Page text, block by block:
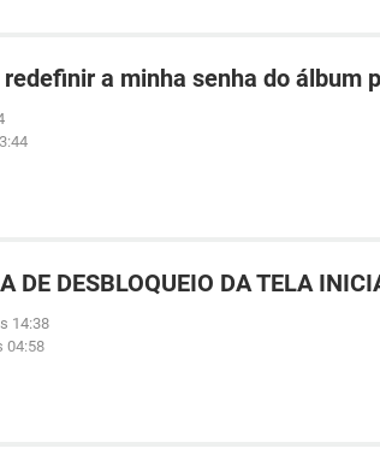
a minha senha do álbum
DE DESBLOQUEIO DA TELA
14:38
04:58